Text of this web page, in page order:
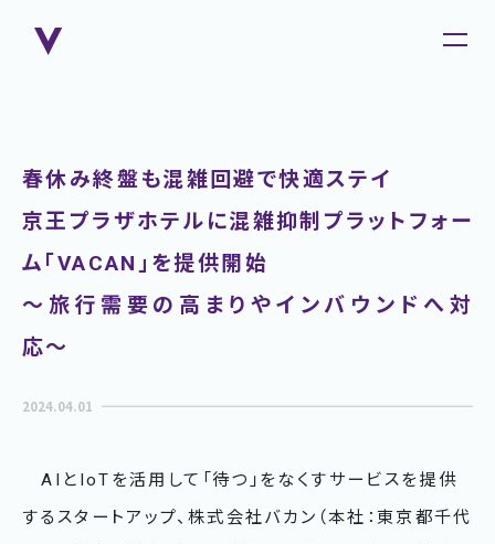
春休み終盤も混雑回避で快適ステイ
京王プラザホテルに混雑抑制プラットフォー
ム「VACAN」を提供開始
〜旅行需要の高まりやインバウンドへ対
応〜
2024.04.01
AIとIoTを活用して「待つ」をなくすサービスを提供
するスタートアップ、株式会社バカン（本社：東京都千代